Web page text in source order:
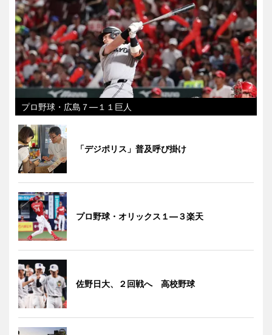
プロ野球・広島７―１１巨人
「デジポリス」普及呼び掛け
プロ野球・オリックス１―３楽天
佐野日大、２回戦へ 高校野球